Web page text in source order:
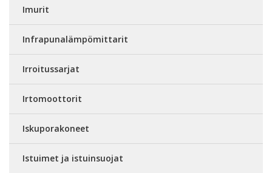
Imurit
Infrapunalämpömittarit
Irroitussarjat
Irtomoottorit
Iskuporakoneet
Istuimet ja istuinsuojat